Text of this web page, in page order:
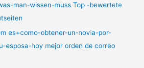
man-wissen-muss Top -bewertete
es+como-obtener-un-novia-por-
esposa-hoy mejor orden de correo